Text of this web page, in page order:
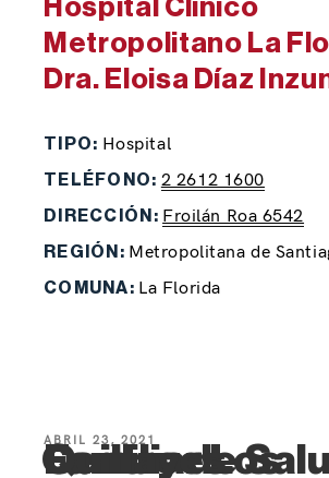
Hospital Clínico
Metropolitano La
Dra. Eloisa Díaz
TIPO: Hospital
TELÉFONO: 2 2612 1600
DIRECCIÓN: Froilán Roa 6542
REGIÓN: Metropolitana de
COMUNA: La Florida
ABRIL 23, 2021
Centro de Salud Familiar Los Quillayes